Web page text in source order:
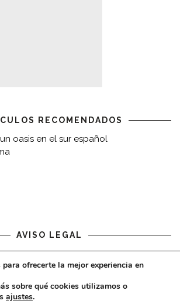
RECOMENDADOS
oasis en el sur español
AVISO LEGAL
ofrecerte la mejor experiencia en
sobre qué cookies utilizamos o
ajustes.